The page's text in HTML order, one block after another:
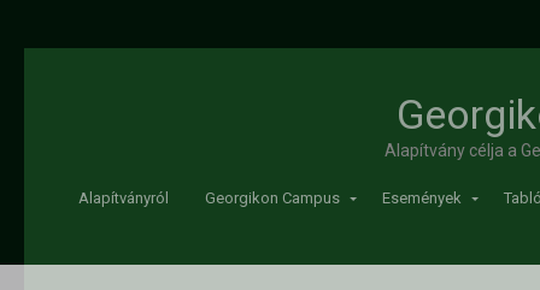
Alapítvány célja a
Alapítványról Georgikon Campus Események